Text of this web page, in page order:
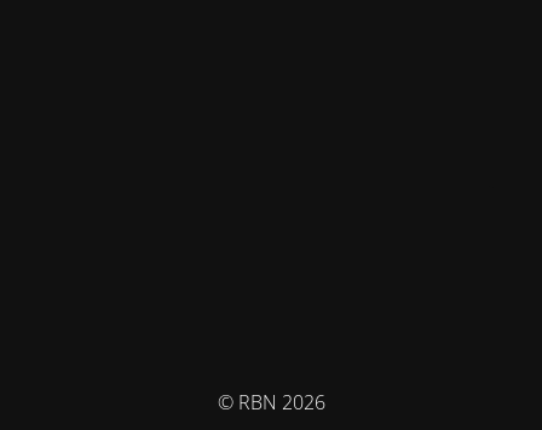
© RBN 2026